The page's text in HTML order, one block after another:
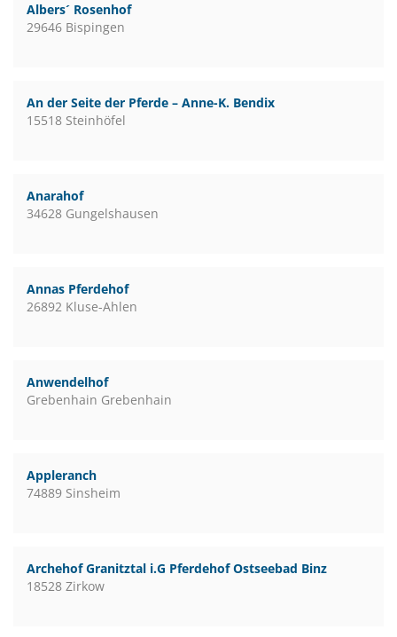
Albers´ Rosenhof
29646 Bispingen
An der Seite der Pferde – Anne-K. Bendix
15518 Steinhöfel
Anarahof
34628 Gungelshausen
Annas Pferdehof
26892 Kluse-Ahlen
Anwendelhof
Grebenhain Grebenhain
Appleranch
74889 Sinsheim
Archehof Granitztal i.G Pferdehof Ostseebad Binz
18528 Zirkow